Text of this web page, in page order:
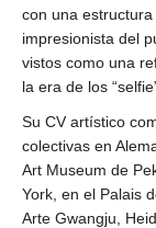
con una
impresionista del
vistos como una
la era de los
Su CV artístico
colectivas en
Art Museum de
York, en el Palais
Arte Gwangju,